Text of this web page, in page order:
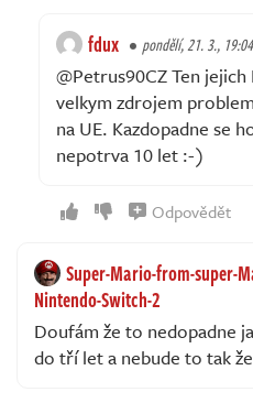
fdux pondělí, 21. 3., 19:04
@Petrus90CZ Ten
velkym zdrojem
na UE. Kazdopadne se
nepotrva 10 let :-)
Odpovědět
Super-Mario-from-super-
Nintendo-Switch-2
Doufám že to nedopadne
do tří let a nebude to tak